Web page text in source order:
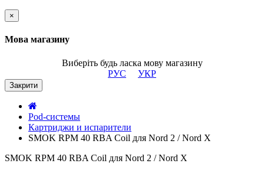
×
Мова магазину
Виберіть будь ласка мову магазину
РУС
УКР
Закрити
Pod-системы
Картриджи и испарители
SMOK RPM 40 RBA Coil для Nord 2 / Nord X
SMOK RPM 40 RBA Coil для Nord 2 / Nord X